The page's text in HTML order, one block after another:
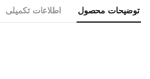
توضیحات محصول اطلاعات تکمیلی